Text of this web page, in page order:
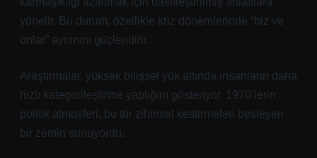
yönelir. Bu durum, özellikle kriz dönemlerinde “biz ve
onlar” ayrımını güçlendirir.
Araştırmalar, yüksek bilişsel yük altında insanların daha
hızlı kategorileştirme yaptığını gösteriyor. 1970’lerin
politik atmosferi, bu tür zihinsel kestirmeleri besleyen
bir zemin sunuyordu.